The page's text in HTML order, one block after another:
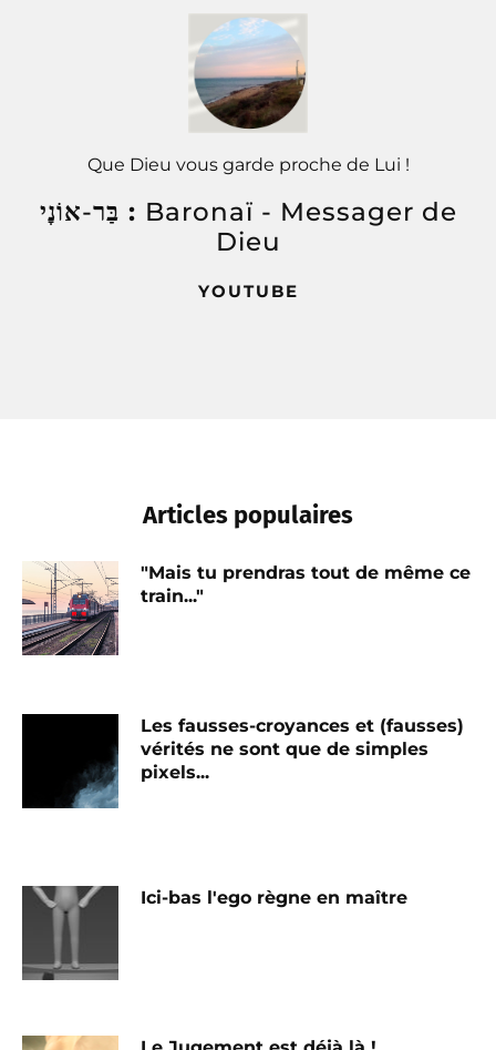
Que Dieu vous garde proche de Lui !
בַּר- אוֹנׇי : Baronaï - Messager de
Dieu
YOUTUBE
Articles populaires
"Mais tu prendras tout de même ce
train..."
Les fausses-croyances et (fausses)
vérités ne sont que de simples
pixels...
Ici-bas l'ego règne en maître